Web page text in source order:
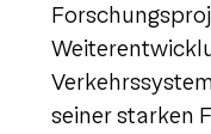
seiner starken